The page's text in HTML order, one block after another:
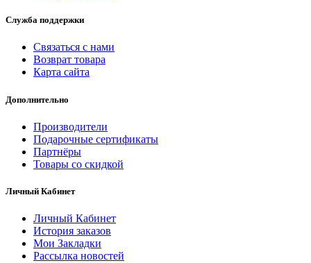
Служба поддержки
Связаться с нами
Возврат товара
Карта сайта
Дополнительно
Производители
Подарочные сертификаты
Партнёры
Товары со скидкой
Личный Кабинет
Личный Кабинет
История заказов
Мои Закладки
Рассылка новостей